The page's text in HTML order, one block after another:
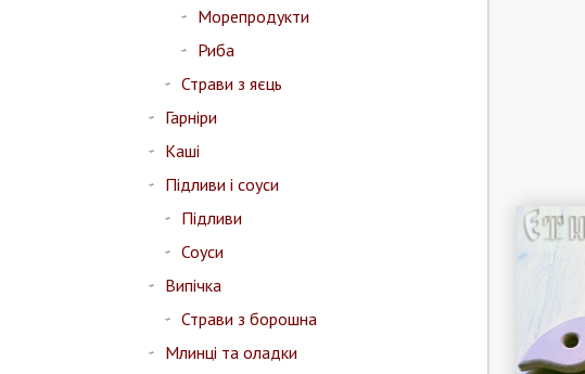
Морепродукти
Риба
Страви з яєць
Гарніри
Каші
Підливи і соуси
Підливи
Соуси
Випічка
Страви з борошна
Млинці та оладки